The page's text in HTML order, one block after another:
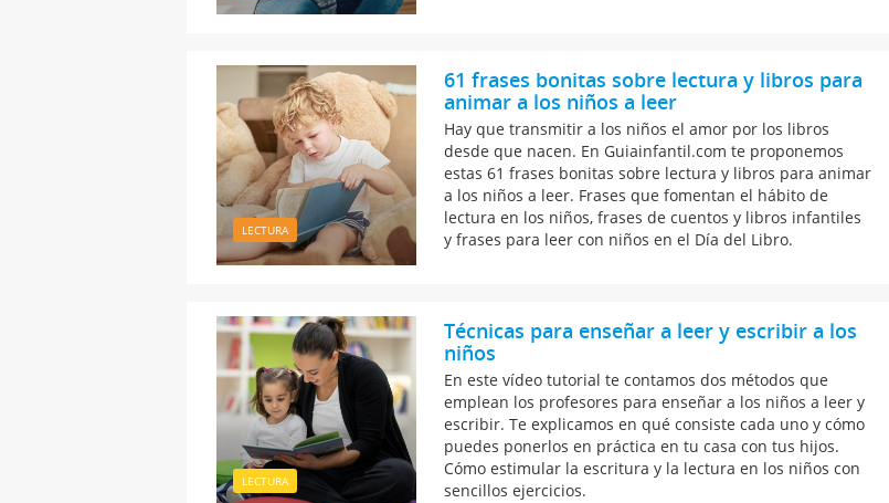
LECTURA
61 frases bonitas sobre lectura y libros para
animar a los niños a leer
Hay que transmitir a los niños el amor por los libros
desde que nacen. En Guiainfantil.com te proponemos
estas 61 frases bonitas sobre lectura y libros para animar
a los niños a leer. Frases que fomentan el hábito de
lectura en los niños, frases de cuentos y libros infantiles
y frases para leer con niños en el Día del Libro.
LECTURA
Técnicas para enseñar a leer y escribir a los
niños
En este vídeo tutorial te contamos dos métodos que
emplean los profesores para enseñar a los niños a leer y
escribir. Te explicamos en qué consiste cada uno y cómo
puedes ponerlos en práctica en tu casa con tus hijos.
Cómo estimular la escritura y la lectura en los niños con
sencillos ejercicios.